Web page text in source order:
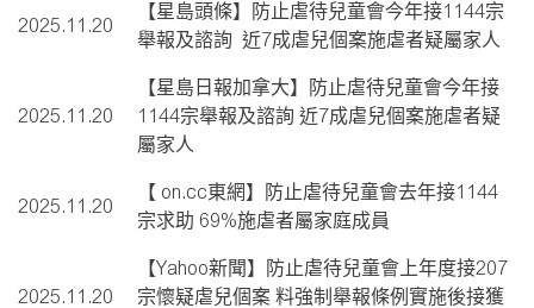
2025.11.20
【星島頭條】防止虐待兒童會今年接1144宗
舉報及諮詢 近7成虐兒個案施虐者疑屬家人
2025.11.20
【星島日報加拿大】防止虐待兒童會今年接
1144宗舉報及諮詢 近7成虐兒個案施虐者疑
屬家人
2025.11.20
【 on.cc東網】防止虐待兒童會去年接1144
宗求助 69%施虐者屬家庭成員
2025.11.20
【Yahoo新聞】防止虐待兒童會上年度接207
宗懷疑虐兒個案 料強制舉報條例實施後接獲